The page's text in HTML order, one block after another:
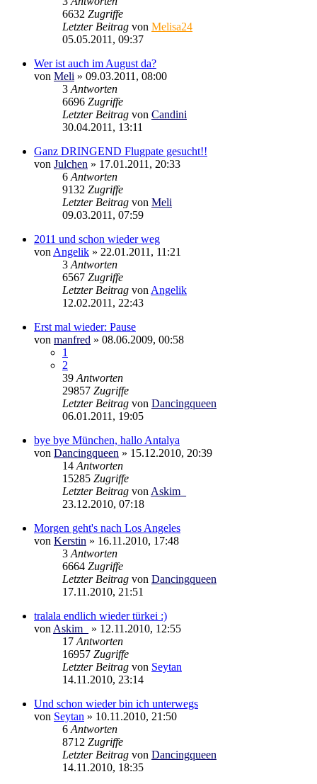
6632 Zugriffe
Letzter Beitrag von Melisa24
05.05.2011, 09:37
Wer ist auch im August da?
von Meli » 09.03.2011, 08:00
3 Antworten
6696 Zugriffe
Letzter Beitrag von Candini
30.04.2011, 13:11
Ganz DRINGEND Flugpate gesucht!!
von Julchen » 17.01.2011, 20:33
6 Antworten
9132 Zugriffe
Letzter Beitrag von Meli
09.03.2011, 07:59
2011 und schon wieder weg
von Angelik » 22.01.2011, 11:21
3 Antworten
6567 Zugriffe
Letzter Beitrag von Angelik
12.02.2011, 22:43
Erst mal wieder: Pause
von manfred » 08.06.2009, 00:58
1
2
39 Antworten
29857 Zugriffe
Letzter Beitrag von Dancingqueen
06.01.2011, 19:05
bye bye München, hallo Antalya
von Dancingqueen » 15.12.2010, 20:39
14 Antworten
15285 Zugriffe
Letzter Beitrag von Askim_
23.12.2010, 07:18
Morgen geht's nach Los Angeles
von Kerstin » 16.11.2010, 17:48
3 Antworten
6664 Zugriffe
Letzter Beitrag von Dancingqueen
17.11.2010, 21:51
tralala endlich wieder türkei :)
von Askim_ » 12.11.2010, 12:55
17 Antworten
16957 Zugriffe
Letzter Beitrag von Seytan
14.11.2010, 23:14
Und schon wieder bin ich unterwegs
von Seytan » 10.11.2010, 21:50
6 Antworten
8712 Zugriffe
Letzter Beitrag von Dancingqueen
14.11.2010, 18:35